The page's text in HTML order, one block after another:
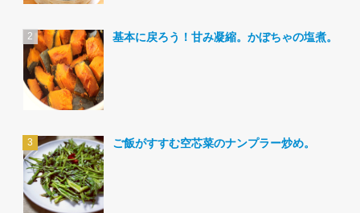
基本に戻ろう！甘み凝縮。かぼちゃの塩煮。
ご飯がすすむ空芯菜のナンプラー炒め。